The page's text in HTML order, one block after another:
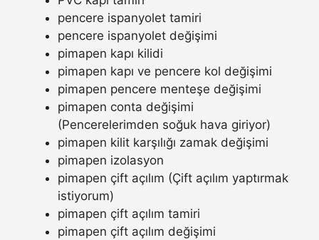
pencere ispanyolet tamiri
pencere ispanyolet değişimi
pimapen kapı kilidi
pimapen kapı ve pencere kol değişimi
pimapen pencere menteşe değişimi
pimapen conta değişimi
(Pencerelerimden soğuk hava giriyor)
pimapen kilit karşılığı zamak değişimi
pimapen izolasyon
pimapen çift açılım (Çift açılım yaptırmak
istiyorum)
pimapen çift açılım tamiri
pimapen çift açılım değişimi